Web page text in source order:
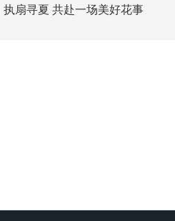
扇寻夏 共赴一场美好花事